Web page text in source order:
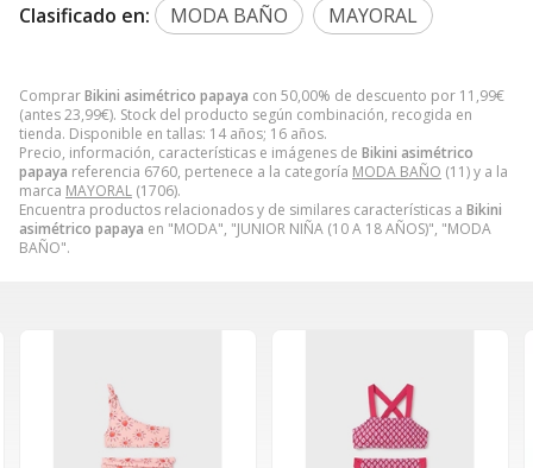
ComprarBikini asimétrico papaya con 50,00% de descuento por 11,99€
(antes23,99€). Stock del producto según combinación, recogida en
tienda. Disponible en tallas: 14 años; 16 años.
Precio, información, características e imágenes de Bikini asimétrico
papaya referencia 6760, pertenece a la categoría MODA BAÑO (11) y a la
marca MAYORAL (1706).
Encuentra productos relacionados y de similares características a Bikini
asimétrico papaya en "MODA", "JUNIOR NIÑA (10 A 18 AÑOS)", "MODA
BAÑO".
Clasificado en: MODA BAÑO MAYORAL